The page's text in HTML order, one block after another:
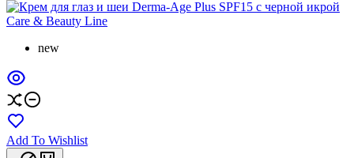
new
Add To Wishlist